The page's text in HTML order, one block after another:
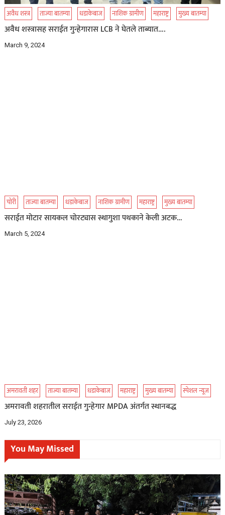
अवैध शस्त्र ताज्या बातम्या धडाकेबाज नाशिक ग्रामीण महाराष्ट्र मुख्य बातम्या
अवैध शस्त्रासह सराईत गुन्हेगारास LCB ने घेतले ताब्यात….
March 9, 2024
चोरी ताज्या बातम्या धडाकेबाज नाशिक ग्रामीण महाराष्ट्र मुख्य बातम्या
सराईत मोटार सायकल चोरट्यास स्थागुशा पथकाने केली अटक…
March 5, 2024
अमरावती शहर ताज्या बातम्या धडाकेबाज महाराष्ट्र मुख्य बातम्या स्पेशल न्यूज
अमरावती शहरातील सराईत गुन्हेगार MPDA अंतर्गत स्थानबद्ध
July 23, 2026
You May Missed